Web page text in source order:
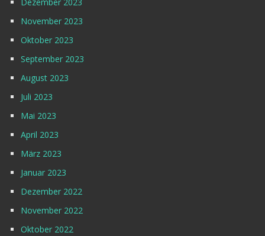
November 2023
Oktober 2023
September 2023
August 2023
Juli 2023
Mai 2023
April 2023
März 2023
Januar 2023
Dezember 2022
November 2022
Oktober 2022